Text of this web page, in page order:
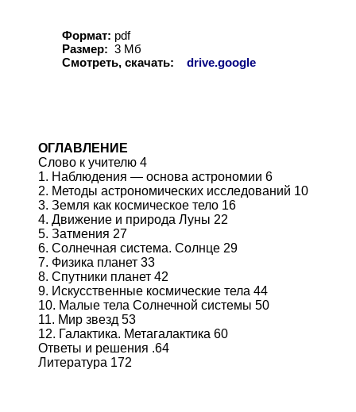
Формат: pdf
Размер: 3 Мб
Смотреть, скачать:
drive.google
ОГЛАВЛЕНИЕ
Слово к учителю 4
1. Наблюдения — основа астрономии 6
2. Методы астрономических исследований 10
3. Земля как космическое тело 16
4. Движение и природа Луны 22
5. Затмения 27
6. Солнечная система. Солнце 29
7. Физика планет 33
8. Спутники планет 42
9. Искусственные космические тела 44
10. Малые тела Солнечной системы 50
11. Мир звезд 53
12. Галактика. Метагалактика 60
Ответы и решения .64
Литература 172